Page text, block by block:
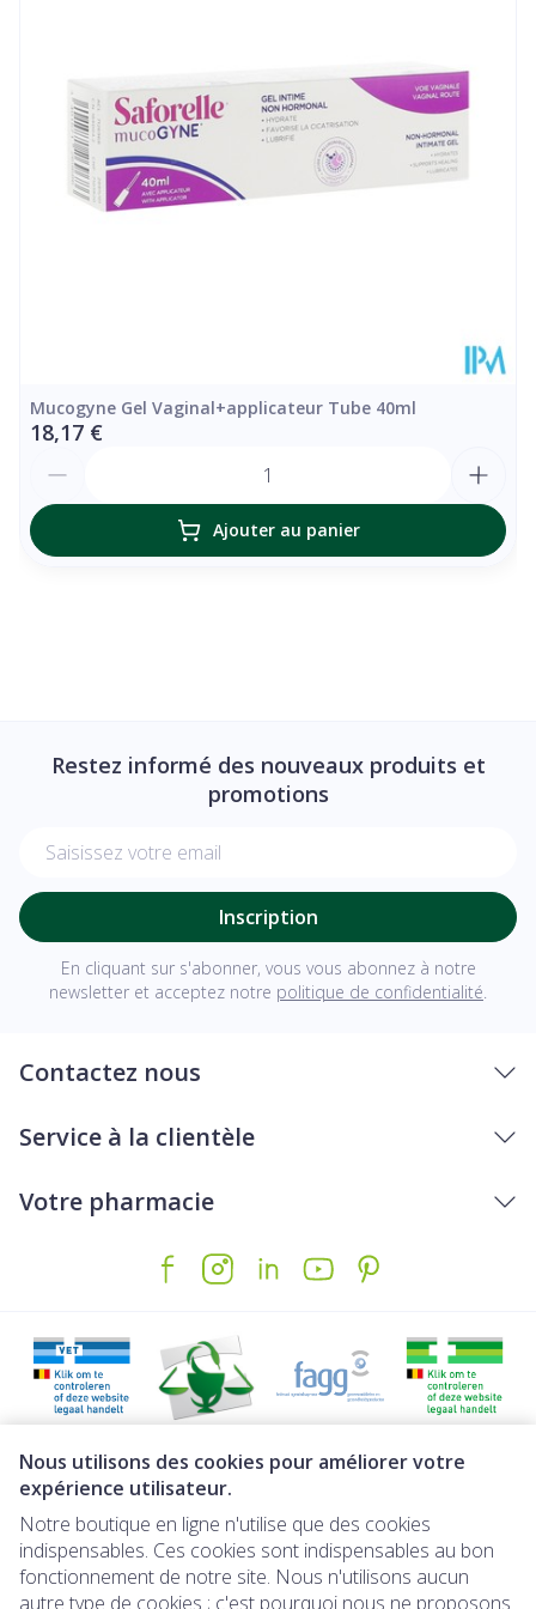
Nous utilisons des cookies pour améliorer votre
expérience utilisateur.
Notre boutique en ligne n'utilise que des cookies
indispensables. Ces cookies sont indispensables au bon
fonctionnement de notre site. Nous n'utilisons aucun
autre type de cookies ; c'est pourquoi nous ne proposons
Mucogyne Gel Vaginal+applicateur Tube 40ml
18,17 €
Ajouter au panier
Restez informé des nouveaux produits et
promotions
Inscription
En cliquant sur s'abonner, vous vous abonnez à notre
newsletter et acceptez notre politique de confidentialité
Contactez nous
Service à la clientèle
Votre pharmacie
Liens légaux